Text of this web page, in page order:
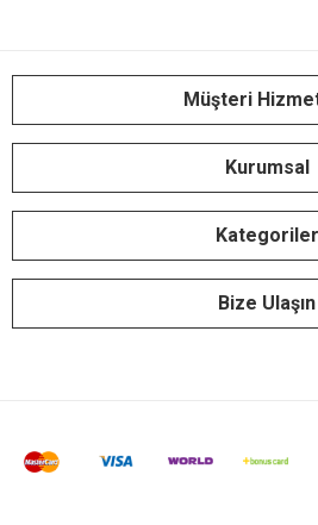
Müşteri
Kurumsal
Kategoriler
Bize Ulaşın